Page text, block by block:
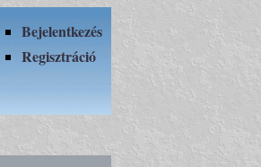
Bejelentkezés
Regisztráció